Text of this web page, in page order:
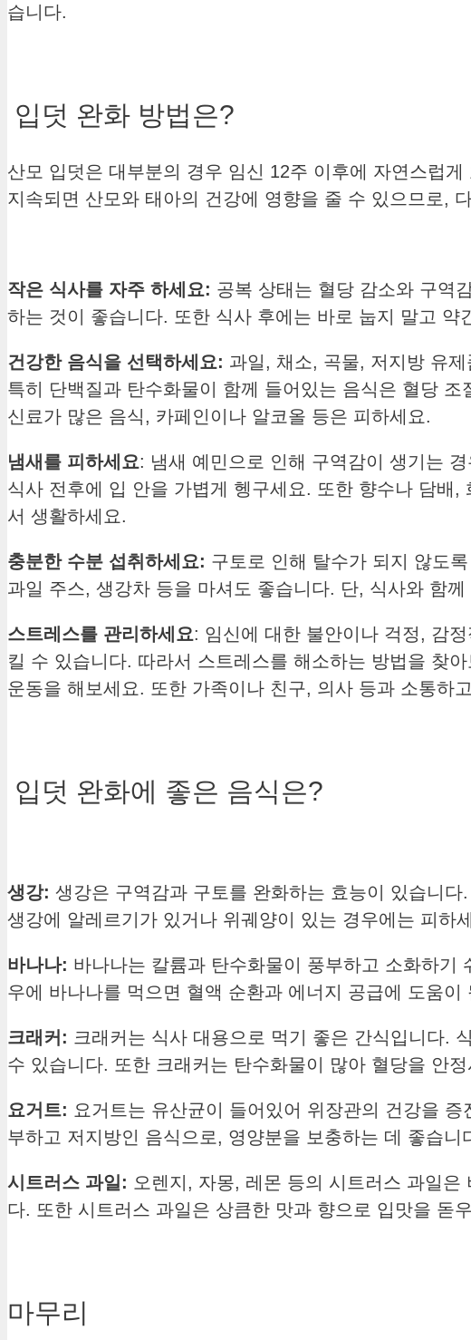
습니다.
입덧 완화 방법은?
산모 입덧은 대부분의 경우 임신 12주 이후에 자연스럽
지속되면 산모와 태아의 건강에 영향을 줄 수 있으므로,
작은 식사를 자주 하세요: 공복 상태는 혈당 감소와 구역
하는 것이 좋습니다. 또한 식사 후에는 바로 눕지 말고 약
건강한 음식을 선택하세요: 과일, 채소, 곡물, 저지방 유
특히 단백질과 탄수화물이 함께 들어있는 음식은 혈당
신료가 많은 음식, 카페인이나 알코올 등은 피하세요.
냄새를 피하세요: 냄새 예민으로 인해 구역감이 생기는
식사 전후에 입 안을 가볍게 헹구세요. 또한 향수나 담배
서 생활하세요.
충분한 수분 섭취하세요: 구토로 인해 탈수가 되지 않도
과일 주스, 생강차 등을 마셔도 좋습니다. 단, 식사와 함
스트레스를 관리하세요: 임신에 대한 불안이나 걱정, 감
킬 수 있습니다. 따라서 스트레스를 해소하는 방법을 찾
운동을 해보세요. 또한 가족이나 친구, 의사 등과 소통하
입덧 완화에 좋은 음식은?
생강: 생강은 구역감과 구토를 완화하는 효능이 있습니
생강에 알레르기가 있거나 위궤양이 있는 경우에는 피하
바나나: 바나나는 칼륨과 탄수화물이 풍부하고 소화하기
우에 바나나를 먹으면 혈액 순환과 에너지 공급에 도움이
크래커: 크래커는 식사 대용으로 먹기 좋은 간식입니다.
수 있습니다. 또한 크래커는 탄수화물이 많아 혈당을 안
요거트: 요거트는 유산균이 들어있어 위장관의 건강을
부하고 저지방인 음식으로, 영양분을 보충하는 데 좋습
시트러스 과일: 오렌지, 자몽, 레몬 등의 시트러스 과일은
다. 또한 시트러스 과일은 상큼한 맛과 향으로 입맛을 돋
마무리